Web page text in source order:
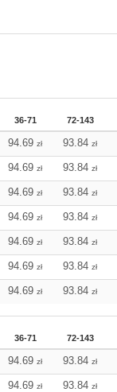
36-71 72-143
94.69zł 93.84zł
94.69zł 93.84zł
94.69zł 93.84zł
94.69zł 93.84zł
94.69zł 93.84zł
94.69zł 93.84zł
94.69zł 93.84zł
36-71 72-143
94.69zł 93.84zł
94.69zł 93.84zł